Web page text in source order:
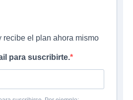
recibe el plan ahora mismo
para suscribirte.